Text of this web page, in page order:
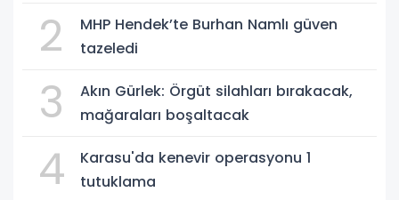
2
MHP Hendek’te Burhan Namlı güven
tazeledi
3
Akın Gürlek: Örgüt silahları bırakacak,
mağaraları boşaltacak
4
Karasu'da kenevir operasyonu 1
tutuklama